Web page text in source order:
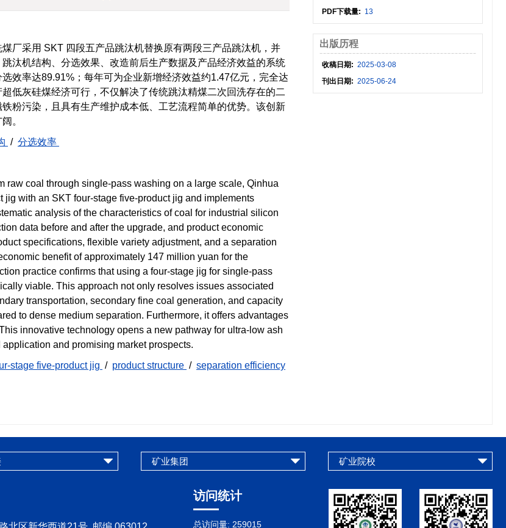
厂采用 SKT 四段五产品跳汰机替换原有两段三产品跳汰机，并
汰机结构、分选效果、改造前后生产数据及产品经济效益的系统
效率达89.91%；每年可为企业新增经济效益约1.47亿元，完全达
低灰硅煤经济可行，不仅解决了传统跳汰精煤二次回洗存在的二
粉污染，且具有生产维护成本低、工艺流程简单的优势。该创新
。
/ 分选效率
coal through single-pass washing on a large scale, Qinhua
with an SKT four-stage five-product jig and implements
analysis of the characteristics of coal for industrial silicon
data before and after the upgrade, and product economic
specifications, flexible variety adjustment, and a separation
benefit of approximately 147 million yuan for the
practice confirms that using a four-stage jig for single-pass
viable. This approach not only resolves issues associated
transportation, secondary fine coal generation, and capacity
to dense medium separation. Furthermore, it offers advantages
innovative technology opens a new pathway for ultra-low ash
and promising market prospects.
stage five-product jig / product structure / separation efficiency
PDF下载量: 13
出版历程
收稿日期: 2025-03-08
刊出日期: 2025-06-24
访问统计
总访问量: 259015